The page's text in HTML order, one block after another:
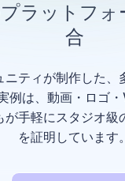
ラットフォ
合
ニティが制作した、
例は、動画・ロゴ
が手軽にスタジオ級
を証明しています。